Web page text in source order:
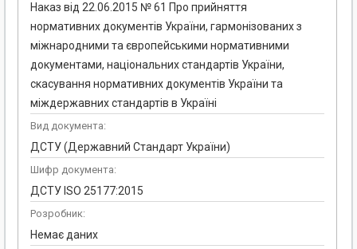
Наказ від 22.06.2015 № 61 Про прийняття
нормативних документів України, гармонізованих з
міжнародними та європейськими нормативними
документами, національних стандартів України,
скасування нормативних документів України та
міждержавних стандартів в Україні
Вид документа:
ДСТУ (Державний Стандарт України)
Шифр документа:
ДСТУ ISO 25177:2015
Розробник:
Немає даних